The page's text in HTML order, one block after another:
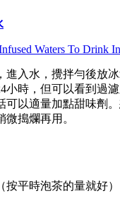
進入水，攪拌勻後放
小時，但可以看到過
可以適量加點甜味劑
微搗爛再用。
平時泡茶的量就好）